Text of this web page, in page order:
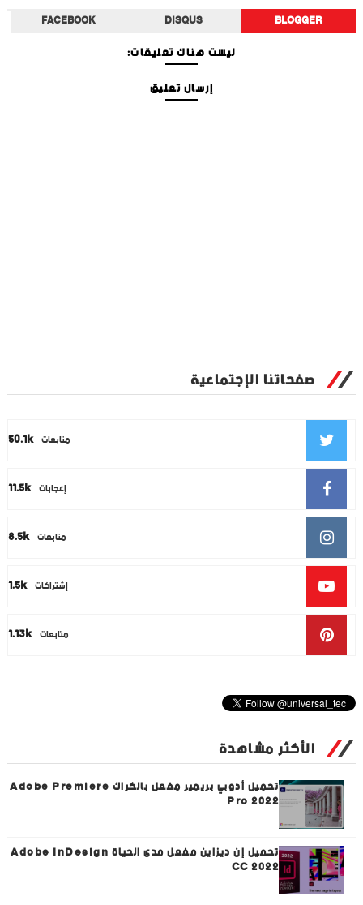
BLOGGER
DISQUS
FACEBOOK
ليست هناك تعليقات:
إرسال تعليق
صفحاتنا الإجتماعية
50.1k متابعات
11.5k إعجابات
8.5k متابعات
1.5k إشتراكات
1.13k متابعات
الأكثر مشاهدة
تحميل أدوبي بريمير مفعل بالكراك Adobe Premiere
Pro 2022
تحميل إن ديزاين مفعل مدى الحياة Adobe InDesign
CC 2022